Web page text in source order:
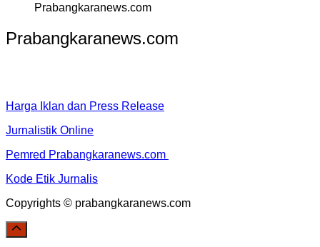
Prabangkaranews.com
Prabangkaranews.com
Harga Iklan dan Press Release
Jurnalistik Online
Pemred Prabangkaranews.com
Kode Etik Jurnalis
Copyrights © prabangkaranews.com